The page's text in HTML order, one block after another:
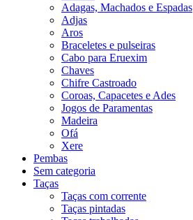
Adagas, Machados e Espadas
Adjas
Aros
Braceletes e pulseiras
Cabo para Eruexim
Chaves
Chifre Castroado
Coroas, Capacetes e Ades
Jogos de Paramentas
Madeira
Ofá
Xere
Pembas
Sem categoria
Taças
Taças com corrente
Taças pintadas